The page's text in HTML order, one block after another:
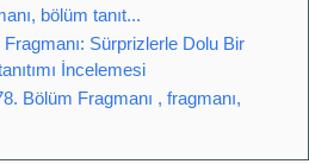
bölüm tanıt...
Sürprizlerle Dolu Bir
İncelemesi
Bölüm Fragmanı , fragmanı,